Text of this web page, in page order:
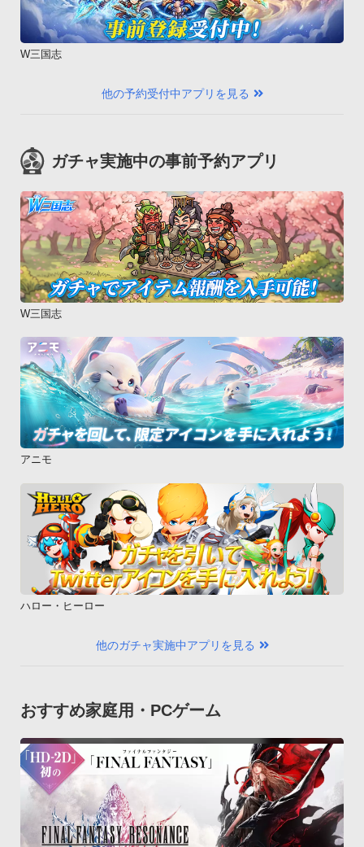
W三国志
他の予約受付中アプリを見る
ガチャ実施中の事前予約アプリ
W三国志
アニモ
ハロー・ヒーロー
他のガチャ実施中アプリを見る
おすすめ家庭用・PCゲーム